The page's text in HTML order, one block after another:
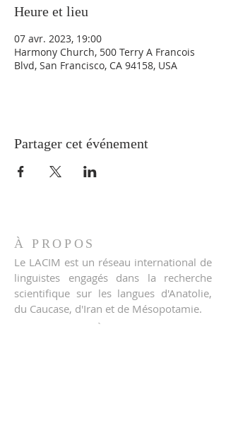
Heure et lieu
07 avr. 2023, 19:00
Harmony Church, 500 Terry A Francois
Blvd, San Francisco, CA 94158, USA
Partager cet événement
À PROPOS
Le LACIM est un réseau international de
linguistes engagés dans la recherche
scientifique sur les langues d'Anatolie,
du Caucase, d'Iran et de Mésopotamie.